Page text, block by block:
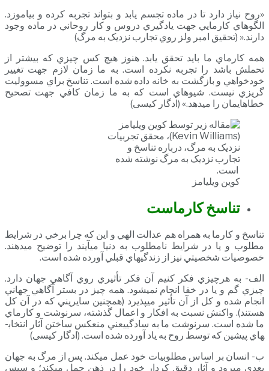
«روح نياز دارد تا در ماده تجسم يابد و بتواند تجربه کرده و بياموزد.
الگوهاي کارمايي جهت يادگيري دروس و کار روحاني در ماده وجود
دارند.« (تحقيق امبر ولز روي تجارب نزديک به مرگ)
همه کارماي ما بايد تحقق يابد. هنوز هيچ کس چيزي که بيشتر از
تحملش باشد را تجربه نکرده است. به ما زمان لازم جهت تغيير
خودخواهي و بازگشت به خانه داده شده است. تناسخ براي مسووليت
گريزي نيست. شيوه­اي است که به ما زمان کافي جهت تصحيح
خطاهايمان را مي­دهد.» (ادگار کیسی)
کوین ویلیامز
تناسخ کارماست
تناسخ و کارما به همراه هم عدالت الهي و اين که چرا برخي در شرايط
مطلوب و يا در شرايط نامطلوب به دنيا مي­آيند را توضيح مي­دهند.
خصوصيات شخصيتي نيز از زندگي­هاي قبلي آورده شده است.
الف- به هرچيزي فکر کنيم آن فکر تأثيري روي آگاهي جهان دارد.
چيزي گم و يا در خفا انجام نمي­شود. همه چيز در بستر آگاهي جهاني
انجام شده و کل از آن تأثير مي­پذيرد (همچنين سايريني که در آن کل
هستند). واکنش نسبت به افکار و اعمال گذشته، سرنوشت و کارماي
ما شده است. سرنوشت ما به سادگييعني منعکس ساختن آثار انتخاب­
هاي پيشين که توسط روح به ياد آورده شده است. (ادگار کیسی)
ب- انسان بر اساس مطلوبيات خود عمل مي­کند. پس از مرگ به جهان
بعدي مي­رود و آثار دقيق کردار خود را در ذهن حمل مي­کند؛ و سپس